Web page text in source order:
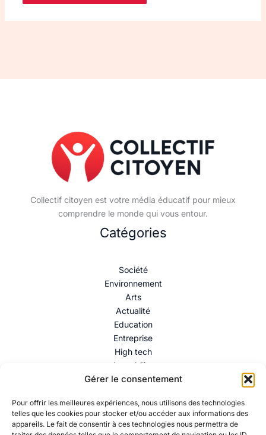
Gérer le consentement
Pour offrir les meilleures expériences, nous utilisons des technologies
telles que les cookies pour stocker et/ou accéder aux informations des
appareils. Le fait de consentir à ces technologies nous permettra de
Collectif citoyen est votre média éducatif pour mieux
comprendre le monde qui vous entour.
Catégories
Société
Environnement
Arts
Actualité
Education
Entreprise
High tech
Immobilier
Mentions légales–Politique de confidentialité–Contact